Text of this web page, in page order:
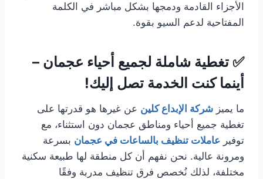
الأجزاء القادمة ودمجها بشكل مباشر في الكلمة
المفتاحية لدعم السيو بقوة.
✅ تغطية شاملة لجميع أحياء عجمان –
أينما كنت الخدمة تصل إليك!
ما يميز شركة الإبداع كلين عن غيرها هو قدرتها على
تغطية جميع أحياء ومناطق عجمان دون استثناء، مع
توفير عاملات تنظيف بالساعات في عجمان بسرعة
ومرونة عالية. نحن نفهم أن كل منطقة لها طبيعة سكنية
مختلفة، لذلك نُخصص فرق تنظيف مدربة وفقًا